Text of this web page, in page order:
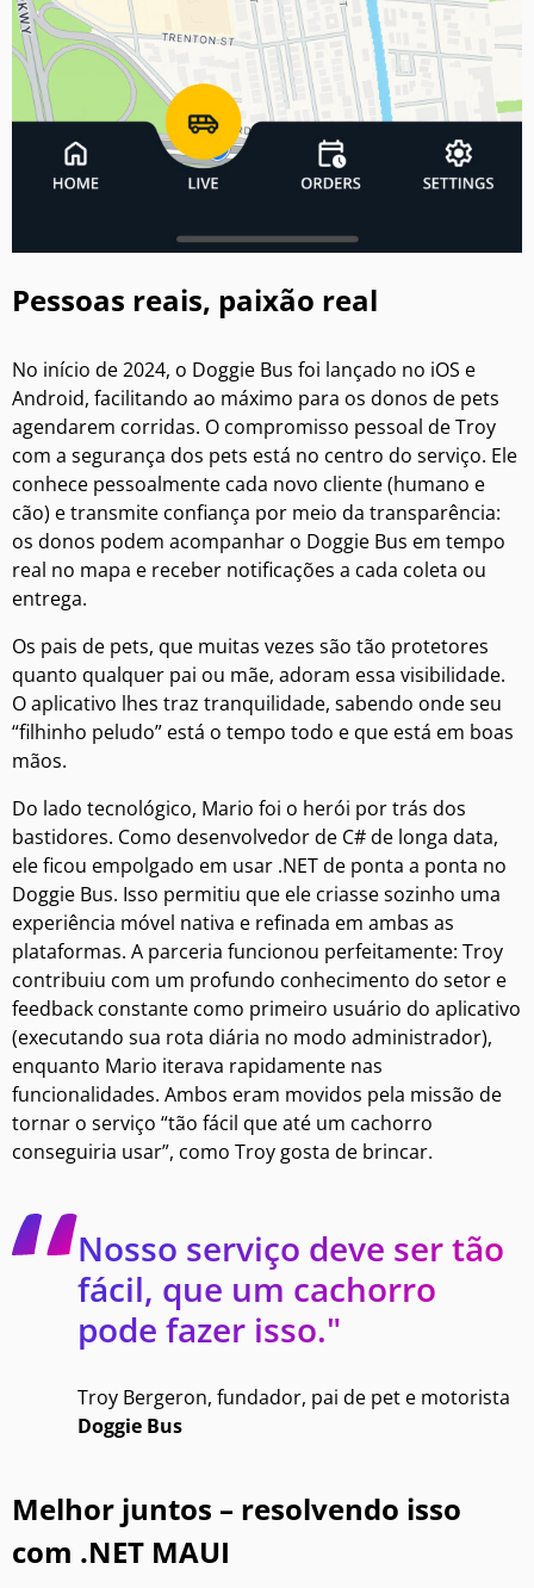
Pessoas reais, paixão real
No início de 2024, o Doggie Bus foi lançado no iOS e
Android, facilitando ao máximo para os donos de pets
agendarem corridas. O compromisso pessoal de Troy
com a segurança dos pets está no centro do serviço. Ele
conhece pessoalmente cada novo cliente (humano e
cão) e transmite confiança por meio da transparência:
os donos podem acompanhar o Doggie Bus em tempo
real no mapa e receber notificações a cada coleta ou
entrega.
Os pais de pets, que muitas vezes são tão protetores
quanto qualquer pai ou mãe, adoram essa visibilidade.
O aplicativo lhes traz tranquilidade, sabendo onde seu
“filhinho peludo” está o tempo todo e que está em boas
mãos.
Do lado tecnológico, Mario foi o herói por trás dos
bastidores. Como desenvolvedor de C# de longa data,
ele ficou empolgado em usar .NET de ponta a ponta no
Doggie Bus. Isso permitiu que ele criasse sozinho uma
experiência móvel nativa e refinada em ambas as
plataformas. A parceria funcionou perfeitamente: Troy
contribuiu com um profundo conhecimento do setor e
feedback constante como primeiro usuário do aplicativo
(executando sua rota diária no modo administrador),
enquanto Mario iterava rapidamente nas
funcionalidades. Ambos eram movidos pela missão de
tornar o serviço “tão fácil que até um cachorro
conseguiria usar”, como Troy gosta de brincar.
Nosso serviço deve ser tão
fácil, que um cachorro
pode fazer isso."
Troy Bergeron, fundador, pai de pet e motorista
Doggie Bus
Melhor juntos – resolvendo isso
com .NET MAUI